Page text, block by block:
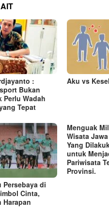
:
Bukan
Perlu Wadah
Tepat
Aku vs
Persebaya di
Cinta,
Harapan
Menguak
Wisata
Yang
untuk
Pariwisata
Provinsi.